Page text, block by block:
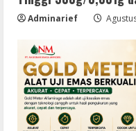
Adminarief